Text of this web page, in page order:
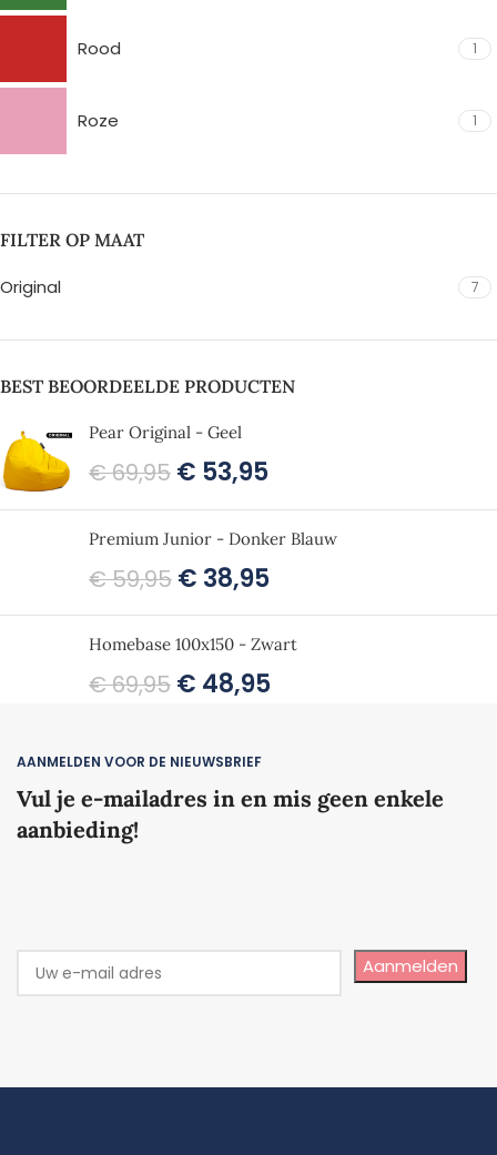
Rood 1
Roze 1
FILTER OP MAAT
Original 7
BEST BEOORDEELDE PRODUCTEN
Pear Original - Geel
€69,95 € 53,95
Premium Junior - Donker Blauw
€59,95 € 38,95
Homebase 100x150 - Zwart
€69,95 € 48,95
AANMELDEN VOOR DE NIEUWSBRIEF
Vul je e-mailadres in en mis geen enkele
aanbieding!
Aanmelden